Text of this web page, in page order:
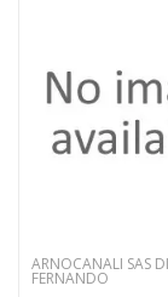
ARNOCANALI SAS
FERNANDO